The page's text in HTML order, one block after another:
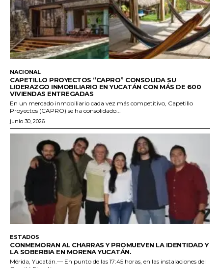
NACIONAL
CAPETILLO PROYECTOS “CAPRO” CONSOLIDA SU
LIDERAZGO INMOBILIARIO EN YUCATÁN CON MÁS DE 600
VIVIENDAS ENTREGADAS
En un mercado inmobiliario cada vez más competitivo, Capetillo
Proyectos (CAPRO) se ha consolidado...
junio 30, 2026
ESTADOS
CONMEMORAN AL CHARRAS Y PROMUEVEN LA IDENTIDAD Y
LA SOBERBIA EN MORENA YUCATÁN.
Mérida, Yucatán.— En punto de las 17:45 horas, en las instalaciones del